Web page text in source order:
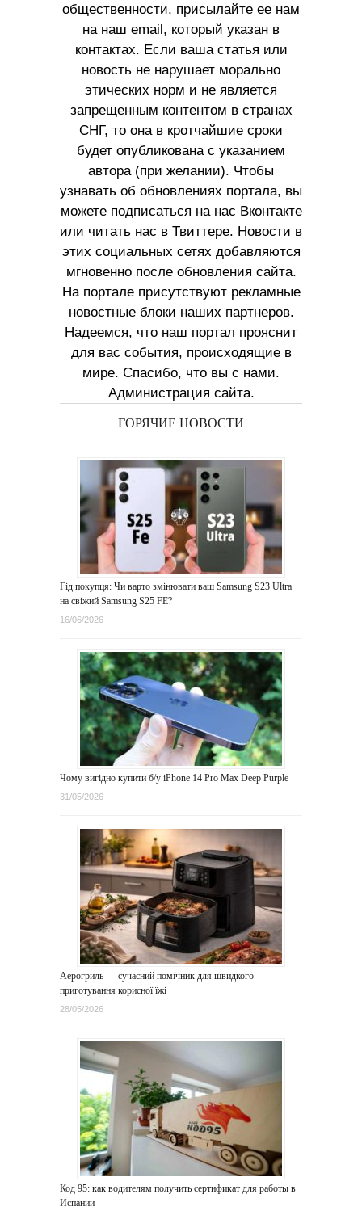
общественности, присылайте ее нам
на наш email, который указан в
контактах. Если ваша статья или
новость не нарушает морально
этических норм и не является
запрещенным контентом в странах
СНГ, то она в кротчайшие сроки
будет опубликована с указанием
автора (при желании). Чтобы
узнавать об обновлениях портала, вы
можете подписаться на нас Вконтакте
или читать нас в Твиттере. Новости в
этих социальных сетях добавляются
мгновенно после обновления сайта.
На портале присутствуют рекламные
новостные блоки наших партнеров.
Надеемся, что наш портал прояснит
для вас события, происходящие в
мире. Спасибо, что вы с нами.
Администрация сайта.
ГОРЯЧИЕ НОВОСТИ
Гід покупця: Чи варто змінювати ваш Samsung S23 Ultra
на свіжий Samsung S25 FE?
16/06/2026
Чому вигідно купити б/у iPhone 14 Pro Max Deep Purple
31/05/2026
Аерогриль — сучасний помічник для швидкого
приготування корисної їжі
28/05/2026
Код 95: как водителям получить сертификат для работы в
Испании